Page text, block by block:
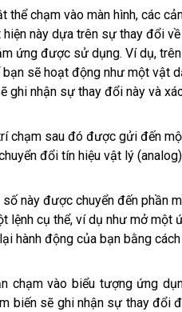
thể chạm vào màn hình, các
này dựa trên sự thay đổi
ứng được sử dụng. Ví dụ,
bạn sẽ hoạt động như một vật
ghi nhận sự thay đổi này và
chạm sau đó được gửi đến
đổi tín hiệu vật lý
số này được chuyển đến phần
lệnh cụ thể, ví dụ như mở một
hành động của bạn bằng
chạm vào biểu tượng ứng
biến sẽ ghi nhận sự thay đổi